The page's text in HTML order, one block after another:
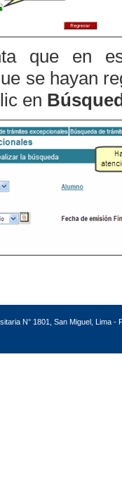
que en
se hayan
en
N° 1801, San Miguel, Lima -